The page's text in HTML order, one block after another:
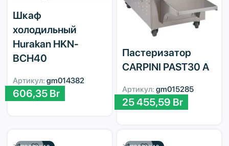
Шкаф
холодильный
Hurakan HKN-
BCH40
Артикул: gm014382
606,35 Br
Пастеризатор
CARPINI PAST30 A
Артикул: gm015285
25 455,59 Br